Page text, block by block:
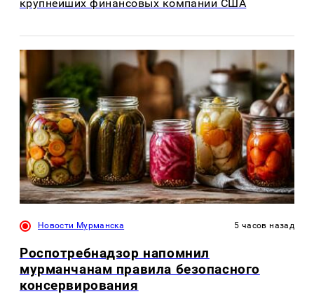
крупнейших финансовых компаний США
Новости Мурманска 5 часов назад
Роспотребнадзор напомнил
мурманчанам правила безопасного
консервирования